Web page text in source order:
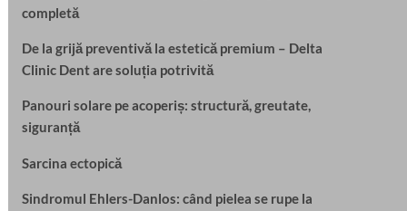
completă
De la grijă preventivă la estetică premium – Delta
Clinic Dent are soluția potrivită
Panouri solare pe acoperiș: structură, greutate,
siguranță
Sarcina ectopică
Sindromul Ehlers-Danlos: când pielea se rupe la